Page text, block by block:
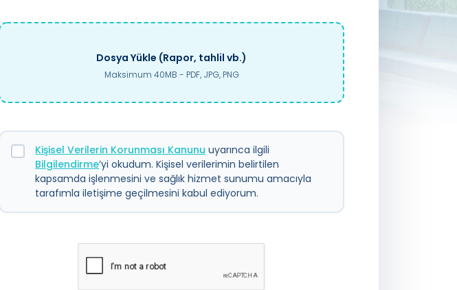
Dosya Yükle (Rapor, tahlil vb.)
Maksimum 40MB - PDF, JPG, PNG
Kişisel Verilerin Korunması Kanunu uyarınca ilgili
Bilgilendirme’yi okudum. Kişisel verilerimin belirtilen
kapsamda işlenmesini ve sağlık hizmet sunumu amacıyla
tarafımla iletişime geçilmesini kabul ediyorum.